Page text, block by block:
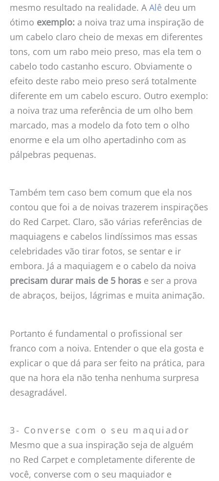
mesmo resultado na realidade. A Alê deu um
ótimo exemplo: a noiva traz uma inspiração de
um cabelo claro cheio de mexas em diferentes
tons, com um rabo meio preso, mas ela tem o
cabelo todo castanho escuro. Obviamente o
efeito deste rabo meio preso será totalmente
diferente em um cabelo escuro. Outro exemplo:
a noiva traz uma referência de um olho bem
marcado, mas a modelo da foto tem o olho
enorme e ela um olho apertadinho com as
pálpebras pequenas.
Também tem caso bem comum que ela nos
contou que foi a de noivas trazerem inspirações
do Red Carpet. Claro, são várias referências de
maquiagens e cabelos lindíssimos mas essas
celebridades vão tirar fotos, se sentar e ir
embora. Já a maquiagem e o cabelo da noiva
precisam durar mais de 5 horas e ser a prova
de abraços, beijos, lágrimas e muita animação.
Portanto é fundamental o profissional ser
franco com a noiva. Entender o que ela gosta e
explicar o que dá para ser feito na prática, para
que na hora ela não tenha nenhuma surpresa
desagradável.
3- Converse com o seu maquiador
Mesmo que a sua inspiração seja de alguém
no Red Carpet e completamente diferente de
você, converse com o seu maquiador e